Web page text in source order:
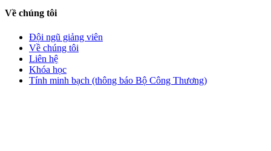
Về chúng tôi
Đội ngũ giảng viên
Về chúng tôi
Liên hệ
Khóa học
Tính minh bạch (thông báo Bộ Công Thương)